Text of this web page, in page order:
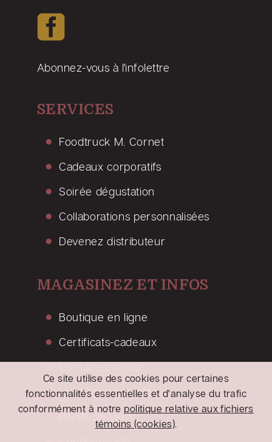
Ce site utilise des cookies pour certaines
fonctionnalités essentielles et d'analyse du trafic
conformément à notre politique relative aux fichiers
témoins (cookies).
Abonnez-vous à l'infolettre
SERVICES
Foodtruck M. Cornet
Cadeaux corporatifs
Soirée dégustation
Collaborations personnalisées
Devenez distributeur
MAGASINEZ ET INFOS
Boutique en ligne
Certificats-cadeaux
Livraison et conditions
Points de vente